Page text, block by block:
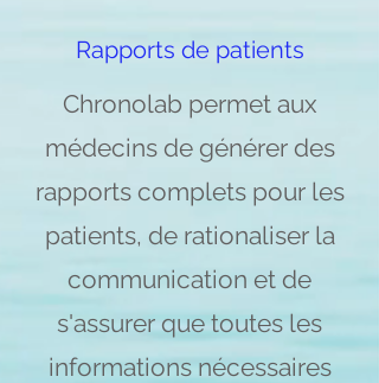
Rapports de patients
Chronolab permet aux
médecins de générer des
rapports complets pour les
patients, de rationaliser la
communication et de
s'assurer que toutes les
informations nécessaires